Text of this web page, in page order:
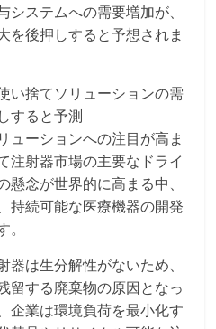
ステムへの需要増加が、
を後押しすると予想されま
い捨てソリューションの需
すると予測
ューションへの注目が高ま
注射器市場の主要なドライ
念が世界的に高まる中、
持続可能な医療機器の開発
は生分解性がないため、
留する廃棄物の原因となっ
企業は環境負荷を最小化す